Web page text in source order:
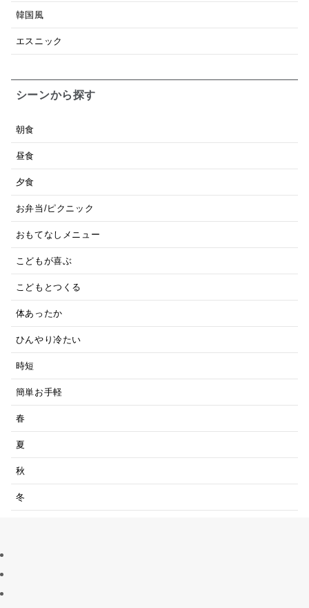
韓国風
エスニック
シーンから探す
朝食
昼食
夕食
お弁当/ピクニック
おもてなしメニュー
こどもが喜ぶ
こどもとつくる
体あったか
ひんやり冷たい
時短
簡単お手軽
春
夏
秋
冬